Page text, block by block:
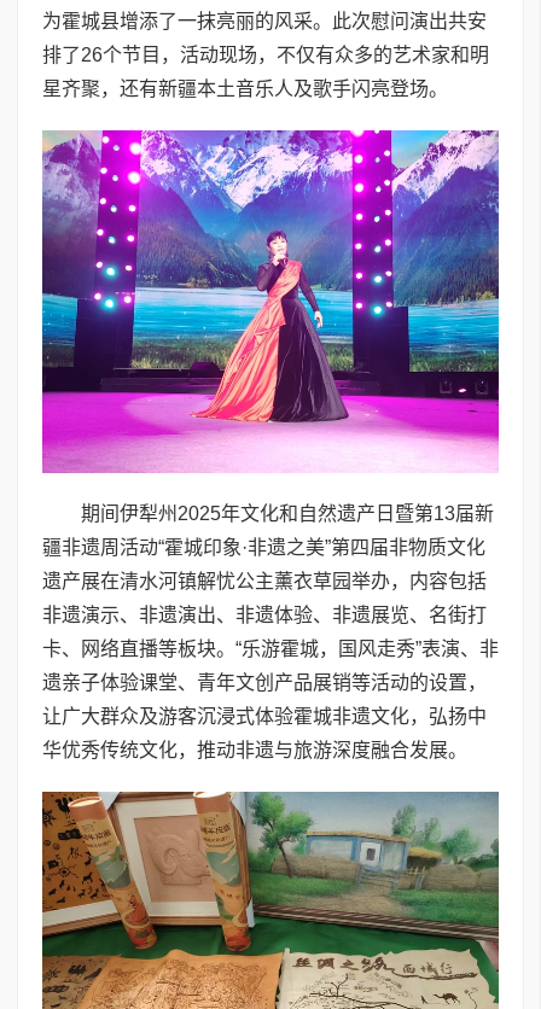
为霍城县增添了一抹亮丽的风采。此次慰问演出共安
排了26个节目，活动现场，不仅有众多的艺术家和明
星齐聚，还有新疆本土音乐人及歌手闪亮登场。
期间伊犁州2025年文化和自然遗产日暨第13届新
疆非遗周活动“霍城印象·非遗之美”第四届非物质文化
遗产展在清水河镇解忧公主薰衣草园举办，内容包括
非遗演示、非遗演出、非遗体验、非遗展览、名街打
卡、网络直播等板块。“乐游霍城，国风走秀”表演、非
遗亲子体验课堂、青年文创产品展销等活动的设置，
让广大群众及游客沉浸式体验霍城非遗文化，弘扬中
华优秀传统文化，推动非遗与旅游深度融合发展。